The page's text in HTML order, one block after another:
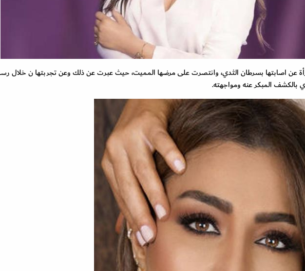
عن اصابتها بسرطان الثدي، وانتصرت على مرضها المميت، حيث عبرت عن ذلك وعن تجربتها ن خلال
بالكشف المبكر عنه ومواجهته.